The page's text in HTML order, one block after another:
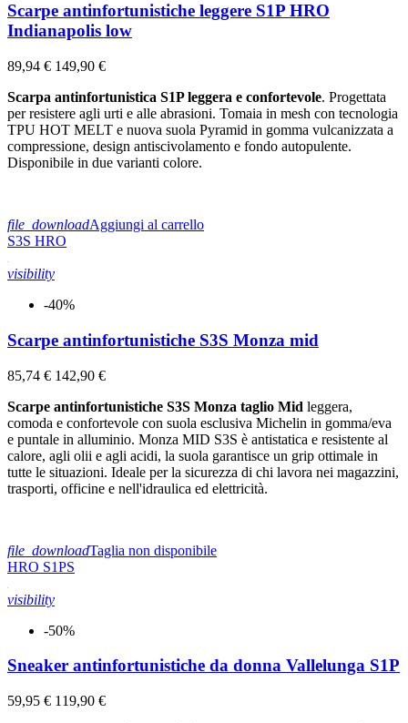
Scarpe antinfortunistiche leggere S1P HRO
Indianapolis low
89,94 € 149,90 €
Scarpa antinfortunistica S1P leggera e confortevole. Progettata
per resistere agli urti e alle abrasioni. Tomaia in mesh con tecnologia
TPU HOT MELT e nuova suola Pyramid in gomma vulcanizzata a
compressione, design antiscivolamento e fondo autopulente.
Disponibile in due varianti colore.
file_downloadAggiungi al carrello
S3S HRO
visibility
-40%
Scarpe antinfortunistiche S3S Monza mid
85,74 € 142,90 €
Scarpe antinfortunistiche S3S Monza taglio Mid leggera,
comoda e confortevole con suola esclusiva Michelin in gomma/eva
e puntale in alluminio. Monza MID S3S è antistatica e resistente al
calore, agli olii e agli acidi, la suola garantisce un grip ottimale in
tutte le situazioni. Ideale per la sicurezza di chi lavora nei magazzini,
trasporti, officine e nell'idraulica ed elettricità.
file_downloadTaglia non disponibile
HRO S1PS
visibility
-50%
Sneaker antinfortunistiche da donna Vallelunga S1P
59,95 € 119,90 €